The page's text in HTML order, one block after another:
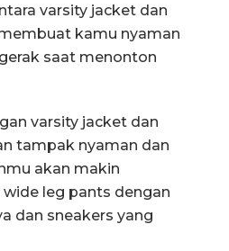
varsity jacket dan
kamu nyaman
saat menonton
varsity jacket dan
tampak nyaman dan
akan makin
leg pants dengan
dan sneakers yang